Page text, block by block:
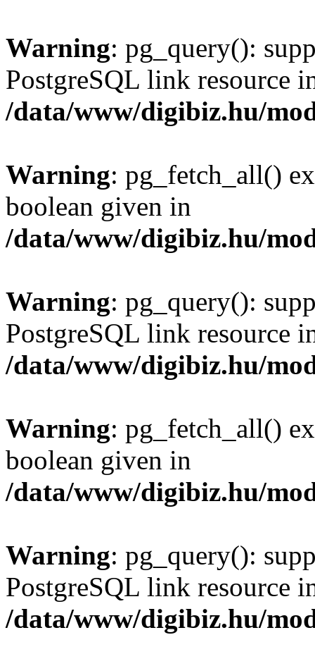
Warning: pg_query():
PostgreSQL link resource
/data/www/digibiz.hu/
Warning: pg_fetch_all()
boolean given in
/data/www/digibiz.hu/
Warning: pg_query():
PostgreSQL link resource
/data/www/digibiz.hu/
Warning: pg_fetch_all()
boolean given in
/data/www/digibiz.hu/
Warning: pg_query():
PostgreSQL link resource
/data/www/digibiz.hu/